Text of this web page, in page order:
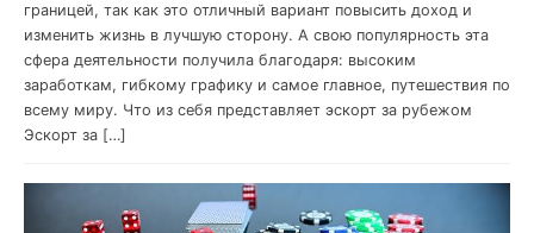
границей, так как это отличный вариант повысить доход и
изменить жизнь в лучшую сторону. А свою популярность эта
сфера деятельности получила благодаря: высоким
заработкам, гибкому графику и самое главное, путешествия по
всему миру. Что из себя представляет эскорт за рубежом
Эскорт за […]